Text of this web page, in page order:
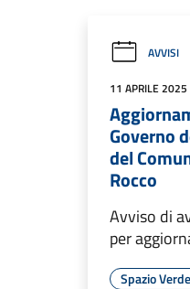
AVVISI
11 APRILE 2025
Governo
del
Rocco
Avviso di
per
Spazio Verde